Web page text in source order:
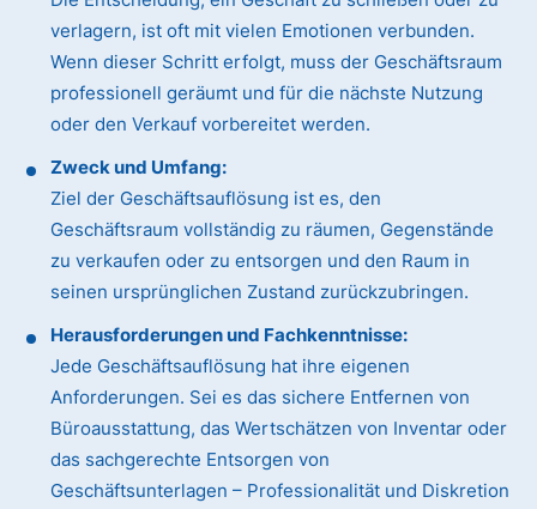
verlagern, ist oft mit vielen Emotionen verbunden.
Wenn dieser Schritt erfolgt, muss der Geschäftsraum
professionell geräumt und für die nächste Nutzung
oder den Verkauf vorbereitet werden.
Zweck und Umfang:
Ziel der Geschäftsauflösung ist es, den
Geschäftsraum vollständig zu räumen, Gegenstände
zu verkaufen oder zu entsorgen und den Raum in
seinen ursprünglichen Zustand zurückzubringen.
Herausforderungen und Fachkenntnisse:
Jede Geschäftsauflösung hat ihre eigenen
Anforderungen. Sei es das sichere Entfernen von
Büroausstattung, das Wertschätzen von Inventar oder
das sachgerechte Entsorgen von
Geschäftsunterlagen – Professionalität und Diskretion